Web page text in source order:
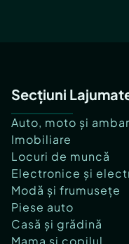
Secțiuni
Auto, moto și
Imobiliare
Locuri de muncă
Electronice și
Modă și frumusețe
Piese auto
Casă și grădină
Mama și copilul